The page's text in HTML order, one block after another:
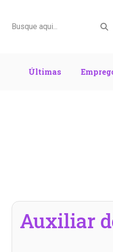
Últimas
Auxiliar